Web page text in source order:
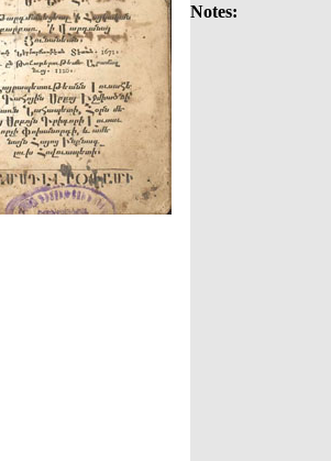
Notes: